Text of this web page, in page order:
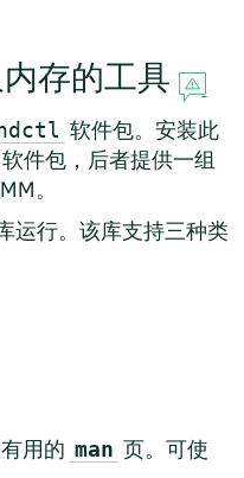
存的工具
软件包。安装此
软件包，后者提供一组
。
运行。该库支持三种类
用的 man 页。可使